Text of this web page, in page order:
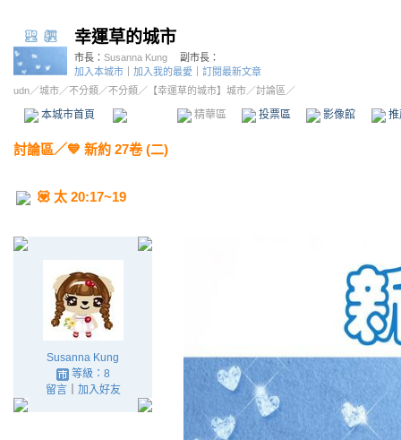
幸運草的城市
市長： Susanna Kung
副市長：
加入本城市
加入我的最愛
訂閱最新文章
udn／城市／不分類 ／不分類 ／ 【幸運草的城市】城市／討論區／
本城市首頁 精華區 投票區 影像館
討論區／💙 新約 27卷 (二)
💟 太 20:17~19
Susanna Kung
等級：8
留言｜ 加入好友